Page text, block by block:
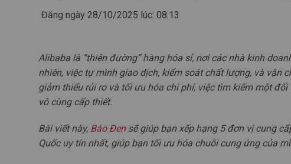
Đăng ngày 28/10/2025 lúc: 08:13
Alibaba là “thiên đường” hàng hóa sỉ, nơi các nhà kinh
nhiên, việc tự mình giao dịch, kiểm soát chất lượng, và vận
giảm thiểu rủi ro và tối ưu hóa chi phí, việc tìm kiếm một
vô cùng cấp thiết.
Bài viết này, Báo Đensẽ giúp bạn xếp hạng 5 đơn vị cung
Quốc uy tín nhất, giúp bạn tối ưu hóa chuỗi cung ứng của